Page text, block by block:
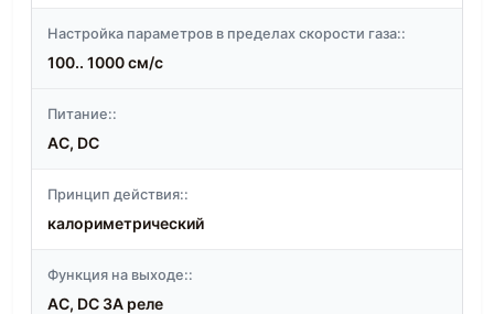
Настройка параметров в пределах скорости газа::
100.. 1000 см/с
Питание::
AC, DC
Принцип действия::
калориметрический
Функция на выходе::
AC, DC 3А реле